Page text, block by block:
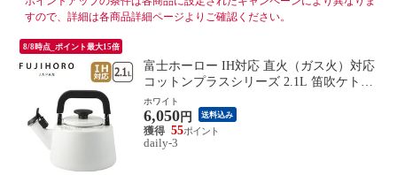
すので、詳細は各商品詳細ページよりご確認ください。
8/8時点_ポイント最大15倍
富士ホーロー IH対応 直火（ガス火）対応
コットンプラスシリーズ 2.1L 笛吹ケトル
ホワイト CTP-2.1WK.W やかん FUJIHORO
ほうろう ホーロー 【北海道・沖縄は990円
加算】 fuj611-4
ホワイト
6,050円 送料込み
55
daily-3